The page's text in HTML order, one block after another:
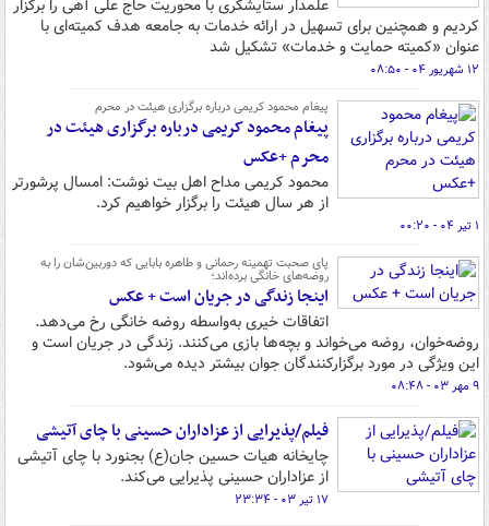
علمدار ستایشگری با محوریت حاج علی آهی را برگزار
کردیم و همچنین برای تسهیل در ارائه خدمات به جامعه هدف کمیته‌ای با
عنوان «کمیته حمایت و خدمات» تشکیل شد
۱۲ شهریور ۰۴ - ۰۸:۵۰
پیغام محمود کریمی درباره برگزاری هیئت در محرم
پیغام محمود کریمی درباره برگزاری هیئت در
محرم +عکس
محمود کریمی مداح اهل بیت نوشت: امسال پرشورتر
از هر سال هیئت را برگزار خواهیم کرد.
۱ تیر ۰۴ - ۰۰:۲۰
پای صحبت تهمینه رحمانی و طاهره بابایی که دوربین‌شان را به
روضه‌های خانگی برده‌اند؛
اینجا زندگی در جریان است +‌ عکس
اتفاقات خیری به‌واسطه روضه خانگی رخ‌ می‌دهد.
روضه‌خوان، روضه‌ می‌خواند و بچه‌ها بازی‌ می‌کنند. زندگی در جریان است و
این ویژگی در مورد برگزارکنندگان جوان بیشتر دیده‌ می‌شود.
۹ مهر ۰۳ - ۰۸:۴۸
فیلم/پذیرایی از عزاداران حسینی با چای آتیشی
چایخانه هیات حسین جان(ع) بجنورد با چای آتیشی
از عزاداران حسینی پذیرایی می‌کند.
۱۷ تیر ۰۳ - ۲۳:۳۴